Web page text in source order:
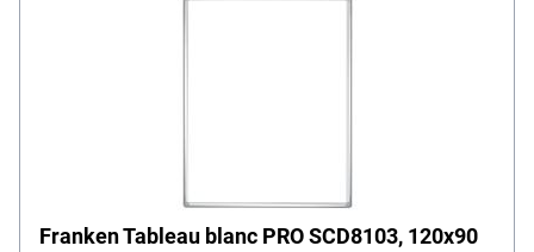
Franken Tableau blanc PRO SCD8103, 120x90